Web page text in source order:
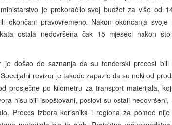
je prekoračilo svoj budžet za više od
okončani pravovremeno. Nakon okončanja
ostala nedovršena čak 15 mjeseci nakon
je došao do saznanja da su tenderski procesi bili
revizor je takođe zapazio da su neki od
prosječne po kilometru za transport materijala,
nisu bili ispoštovani, poslovi su ostali
Proces izbora korisnika i regiona za pomoć